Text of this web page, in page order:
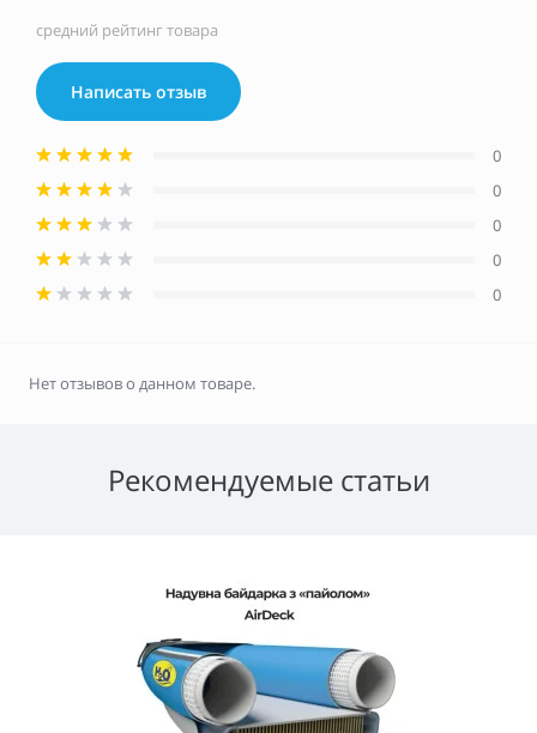
средний рейтинг товара
Написать отзыв
0
0
0
0
0
Нет отзывов о данном товаре.
Рекомендуемые статьи